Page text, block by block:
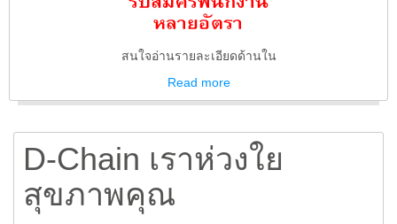
สนใจอ่านรายละเอียดด้านใน
Read more
D-Chain เราห่วงใย
สุขภาพคุณ